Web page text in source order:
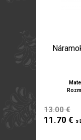
13.00 €
11.70 € s